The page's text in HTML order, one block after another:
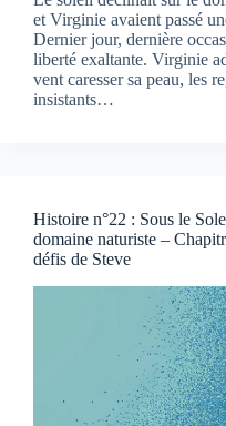
et Virginie avaient passé
Dernier jour, dernière
liberté exaltante. Virginie
vent caresser sa peau, les
insistants…
Histoire n°22 : Sous le
domaine naturiste –
défis de Steve